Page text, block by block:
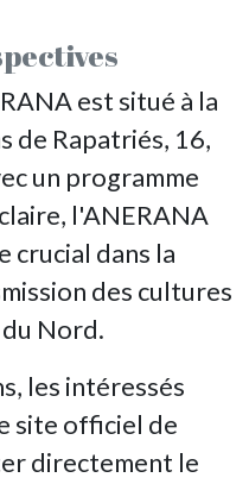
est situé à la
de Rapatriés, 16,
un programme
l'ANERANA
crucial dans la
des cultures
Nord.
les intéressés
site officiel de
directement le